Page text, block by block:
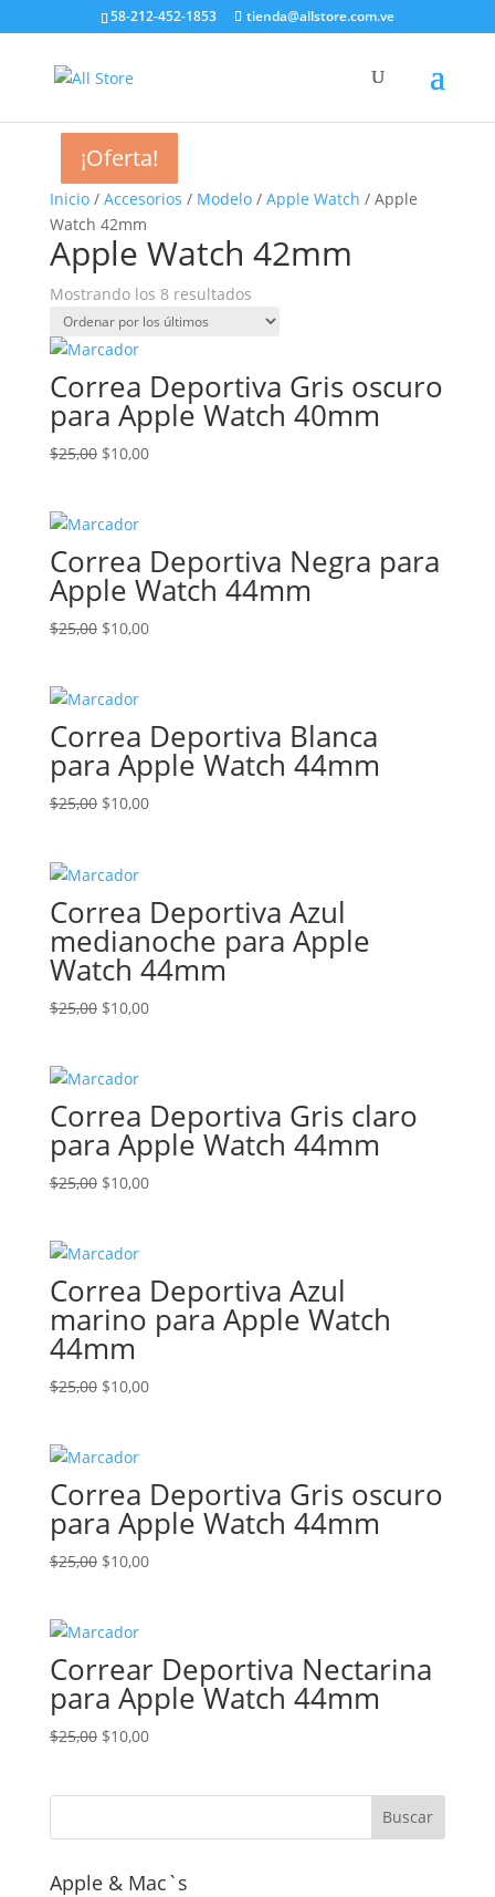
58-212-452-1853 tienda@allstore.com.ve
Inicio/ Accesorios / Modelo/ Apple Watch / Apple
Watch 42mm
Apple Watch 42mm
Mostrando los 8 resultadosOrdenado
por
¡Oferta!
Correa Deportiva Gris oscuro
para Apple Watch 40mm
$25,00 El
era:
$25,00.
$10,00El
$10,00.
¡Oferta!
Correa Deportiva Negra para
Apple Watch 44mm
$25,00 El
era:
$25,00.
$10,00El
$10,00.
¡Oferta!
Correa Deportiva Blanca
para Apple Watch 44mm
$25,00 El
era:
$25,00.
$10,00El
$10,00.
¡Oferta!
Correa Deportiva Azul
medianoche para Apple
Watch 44mm
$25,00 El
era:
$25,00.
$10,00El
$10,00.
¡Oferta!
Correa Deportiva Gris claro
para Apple Watch 44mm
$25,00 El
era:
$25,00.
$10,00El
$10,00.
¡Oferta!
Correa Deportiva Azul
marino para Apple Watch
44mm
$25,00 El
era:
$25,00.
$10,00El
$10,00.
¡Oferta!
Correa Deportiva Gris oscuro
para Apple Watch 44mm
$25,00 El
era:
$25,00.
$10,00El
$10,00.
¡Oferta!
Correar Deportiva Nectarina
para Apple Watch 44mm
$25,00 El
$25,00.
$10,00El
$10,00.
Apple & Mac`s